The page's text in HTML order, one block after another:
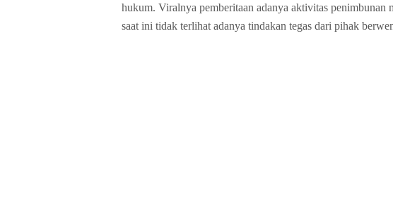
hukum. Viralnya pemberitaan adanya aktivitas penimbunan
saat ini tidak terlihat adanya tindakan tegas dari pihak